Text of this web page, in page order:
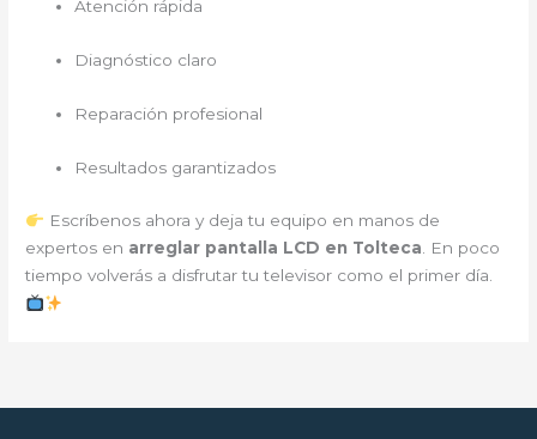
Atención rápida
Diagnóstico claro
Reparación profesional
Resultados garantizados
Escríbenos ahora y deja tu equipo en manos de
expertos en arreglar pantalla LCD en Tolteca. En poco
tiempo volverás a disfrutar tu televisor como el primer día.